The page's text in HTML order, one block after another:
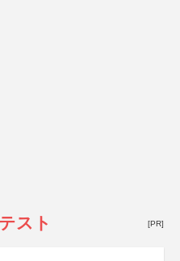
スト [PR]